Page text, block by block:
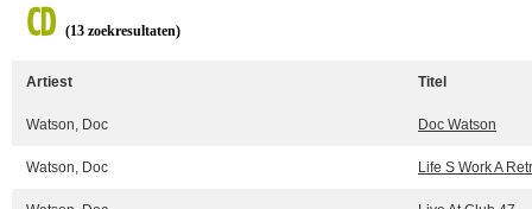
CD (13 zoekresultaten)
Artiest Titel
Watson, Doc Doc Watson
Watson, Doc Life S Work A